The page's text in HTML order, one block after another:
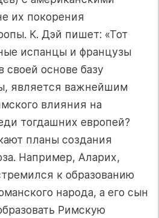
их покорения
К. Дэй пишет: «Тот
испанцы и французы
основе базу
является важнейшим
влияния на
тогдашних европей?
планы создания
Например, Аларих,
к образованию
народа, а его сын
Римскую